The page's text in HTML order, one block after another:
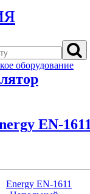
оборудование
EN-